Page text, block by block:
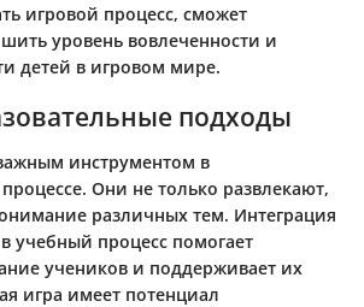
игровой процесс, сможет
уровень вовлеченности и
детей в игровом мире.
подходы
инструментом в
Они не только развлекают,
различных тем. Интеграция
учебный процесс помогает
учеников и поддерживает их
игра имеет потенциал